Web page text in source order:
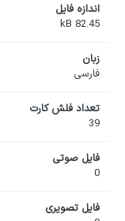
اندازه فایل
82.45 kB
زبان
فارسی
تعداد فلش کارت
39
فایل صوتی
0
فایل تصویری